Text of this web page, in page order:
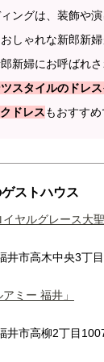
ングは、装飾や
しゃれな新郎新
新婦にお呼ばれさ
スタイルのドレ
ドレスもおすすめ
ストハウス
ヤルグレース大聖
井市高木中央3丁
ミー 福井」
井市高柳2丁目